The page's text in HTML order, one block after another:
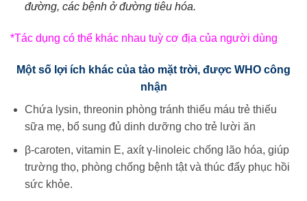
đường, các bệnh ở đường tiêu hóa.
*Tác dụng có thể khác nhau tuỳ cơ địa của người dùng
Một số lợi ích khác của tảo mặt trời, được WHO công
nhận
Chứa lysin, threonin phòng tránh thiếu máu trẻ thiếu
sữa mẹ, bổ sung đủ dinh dưỡng cho trẻ lười ăn
β-caroten, vitamin E, axít γ-linoleic chống lão hóa, giúp
trường thọ, phòng chống bệnh tật và thúc đẩy phục hồi
sức khỏe.